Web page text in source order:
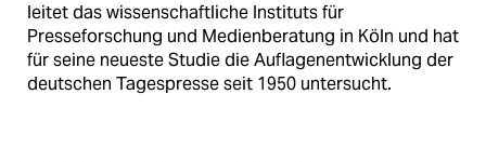
leitet das wissenschaftliche Instituts für
Presseforschung und Medienberatung in Köln und hat
für seine neueste Studie die Auflagenentwicklung der
deutschen Tagespresse seit 1950 untersucht.